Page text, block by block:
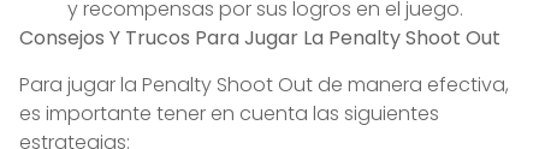
y recompensas por sus logros en el juego.
Consejos Y Trucos Para Jugar La Penalty Shoot Out
Para jugar la Penalty Shoot Out de manera efectiva,
es importante tener en cuenta las siguientes
estrategias: